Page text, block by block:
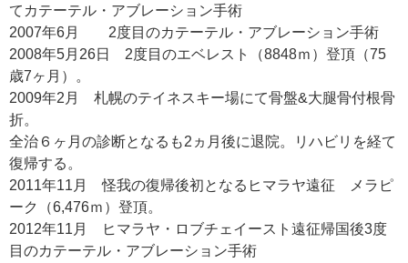
てカテーテル・アブレーション手術
2007年6月 2度目のカテーテル・アブレーション手術
2008年5月26日 2度目のエベレスト（8848ｍ）登頂（75
歳7ヶ月）。
2009年2月 札幌のテイネスキー場にて骨盤&大腿骨付根骨
折。
全治６ヶ月の診断となるも2ヵ月後に退院。リハビリを経て
復帰する。
2011年11月 怪我の復帰後初となるヒマラヤ遠征 メラピ
ーク（6,476ｍ）登頂。
2012年11月 ヒマラヤ・ロブチェイースト遠征帰国後3度
目のカテーテル・アブレーション手術